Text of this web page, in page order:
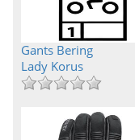
Gants Bering
Lady Korus